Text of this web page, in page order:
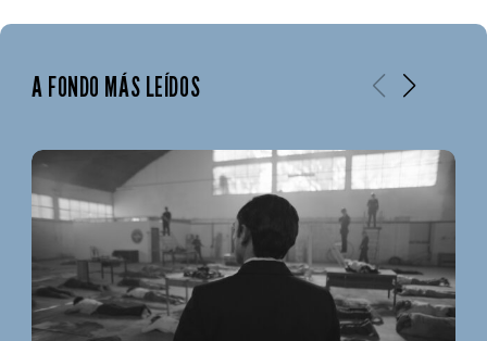
A FONDO MÁS LEÍDOS